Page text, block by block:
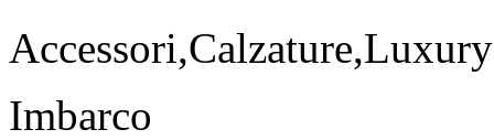
Imbarco